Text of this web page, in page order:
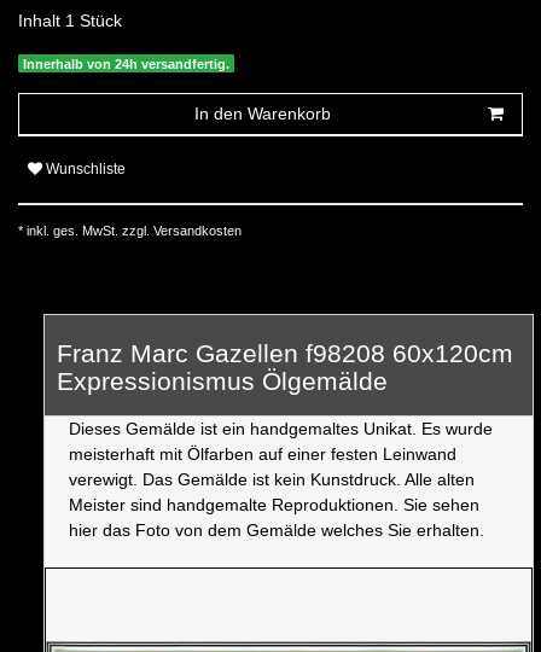
Inhalt 1 Stück
Innerhalb von 24h versandfertig.
In den Warenkorb
Wunschliste
* inkl. ges. MwSt. zzgl. Versandkosten
Franz Marc Gazellen f98208 60x120cm
Expressionismus Ölgemälde
Dieses Gemälde ist ein handgemaltes Unikat. Es wurde
meisterhaft mit Ölfarben auf einer festen Leinwand
verewigt. Das Gemälde ist kein Kunstdruck. Alle alten
Meister sind handgemalte Reproduktionen. Sie sehen
hier das Foto von dem Gemälde welches Sie erhalten.